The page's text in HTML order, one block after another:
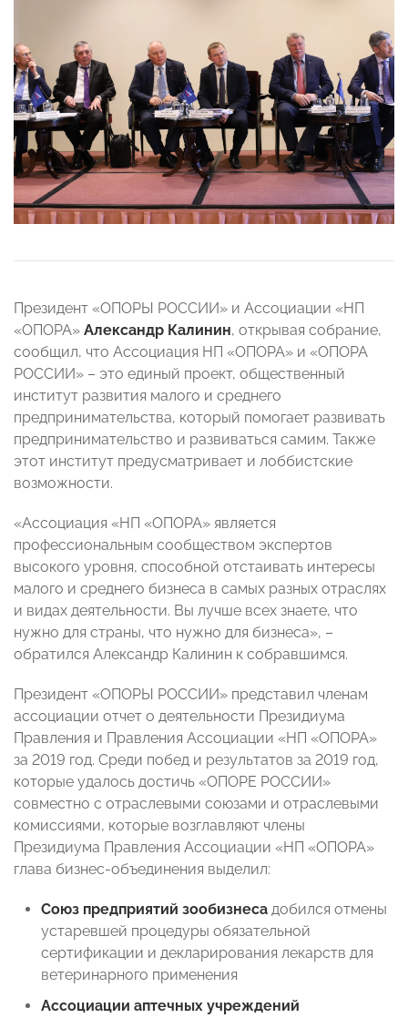
Президент «ОПОРЫ РОССИИ» и Ассоциации «НП
«ОПОРА» Александр Калинин, открывая собрание,
сообщил, что Ассоциация НП «ОПОРА» и «ОПОРА
РОССИИ» – это единый проект, общественный
институт развития малого и среднего
предпринимательства, который помогает развивать
предпринимательство и развиваться самим. Также
этот институт предусматривает и лоббистские
возможности.
«Ассоциация «НП «ОПОРА» является
профессиональным сообществом экспертов
высокого уровня, способной отстаивать интересы
малого и среднего бизнеса в самых разных отраслях
и видах деятельности. Вы лучше всех знаете, что
нужно для страны, что нужно для бизнеса», –
обратился Александр Калинин к собравшимся.
Президент «ОПОРЫ РОССИИ» представил членам
ассоциации отчет о деятельности Президиума
Правления и Правления Ассоциации «НП «ОПОРА»
за 2019 год. Среди побед и результатов за 2019 год,
которые удалось достичь «ОПОРЕ РОССИИ»
совместно с отраслевыми союзами и отраслевыми
комиссиями, которые возглавляют члены
Президиума Правления Ассоциации «НП «ОПОРА»
глава бизнес-объединения выделил:
Союз предприятий зообизнеса добился отмены
устаревшей процедуры обязательной
сертификации и декларирования лекарств для
ветеринарного применения
Ассоциации аптечных учреждений